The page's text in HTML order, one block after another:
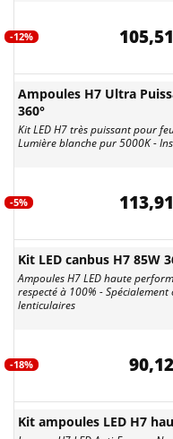
-12%
Ampoules H7 Ultra
360°
Kit LED H7 très puissant pour
Lumière blanche pur 5000K -
-5%
Kit LED canbus H7 85W
Ampoules H7 LED haute
respecté à 100% -
lenticulaires
-18%
Kit ampoules LED H7